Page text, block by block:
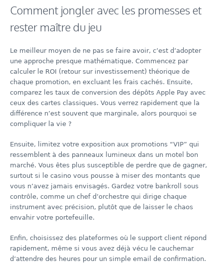
Comment jongler avec les promesses et
rester maître du jeu
Le meilleur moyen de ne pas se faire avoir, c’est d’adopter
une approche presque mathématique. Commencez par
calculer le ROI (retour sur investissement) théorique de
chaque promotion, en excluant les frais cachés. Ensuite,
comparez les taux de conversion des dépôts Apple Pay avec
ceux des cartes classiques. Vous verrez rapidement que la
différence n’est souvent que marginale, alors pourquoi se
compliquer la vie ?
Ensuite, limitez votre exposition aux promotions “VIP” qui
ressemblent à des panneaux lumineux dans un motel bon
marché. Vous êtes plus susceptible de perdre que de gagner,
surtout si le casino vous pousse à miser des montants que
vous n’avez jamais envisagés. Gardez votre bankroll sous
contrôle, comme un chef d’orchestre qui dirige chaque
instrument avec précision, plutôt que de laisser le chaos
envahir votre portefeuille.
Enfin, choisissez des plateformes où le support client répond
rapidement, même si vous avez déjà vécu le cauchemar
d’attendre des heures pour un simple email de confirmation.